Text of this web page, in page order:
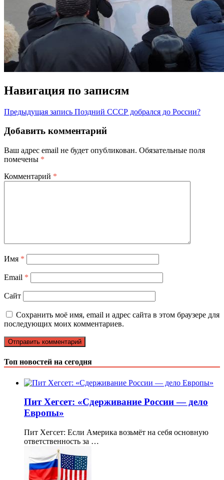
Навигация по записям
Предыдущая запись Поздний СССР добрался до России?
Добавить комментарий
Ваш адрес email не будет опубликован. Обязательные поля
помечены *
Комментарий *
Имя *
Email *
Сайт
Сохранить моё имя, email и адрес сайта в этом браузере для
последующих моих комментариев.
Топ новостей на сегодня
Пит Хегсет: «Сдерживание России — дело
Европы»
Пит Хегсет: Если Америка возьмёт на себя основную
ответственность за …